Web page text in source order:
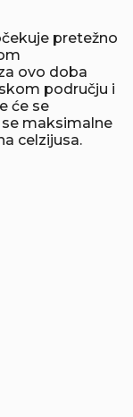
pretežno
ovo doba
području i
će se
maksimalne
celzijusa.